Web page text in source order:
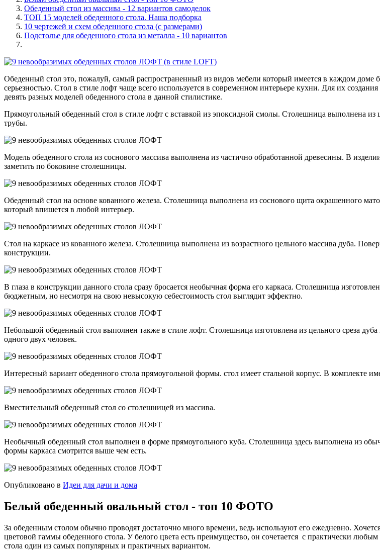
Обеденный стол из массива - 12 вариантов самоделок
ТОП 15 моделей обеденного стола. Наша подборка
10 чертежей и схем обеденного стола (с размерами)
Подстолье для обеденного стола из металла - 10 вариантов
Обеденный стол это, пожалуй, самый распространенный из видов мебели который имеется в каждом доме
серьезностью. Стол в стиле лофт чаще всего используется в современном интерьере кухни. Для их
девять разных моделей обеденного стола в данной стилистике.
Прямоугольный обеденный стол в стиле лофт с вставкой из эпоксидной смолы. Столешница выполнена из
трубы.
Модель обеденного стола из соснового массива выполнена из частично обработанной древесины. В
заметить по боковине столешницы.
Обеденный стол на основе кованного железа. Столешница выполнена из соснового щита окрашенного
который впишется в любой интерьер.
Стол на каркасе из кованного железа. Столешница выполнена из возрастного цельного массива дуба.
конструкции.
В глаза в конструкции данного стола сразу бросается необычная форма его каркаса. Столешница
бюджетным, но несмотря на свою невысокую себестоимость стол выглядит эффектно.
Небольшой обеденный стол выполнен также в стиле лофт. Столешница изготовлена из цельного среза
одного двух человек.
Интересный вариант обеденного стола прямоугольной формы. стол имеет стальной корпус. В комплекте
Вместительный обеденный стол со столешницей из массива.
Необычный обеденный стол выполнен в форме прямоугольного куба. Столешница здесь выполнена из
формы каркаса смотрится выше чем есть.
Опубликовано в Идеи для дачи и дома
Белый обеденный овальный стол - топ 10 ФОТО
За обеденным столом обычно проводят достаточно много времени, ведь используют его ежедневно.
цветовой гаммы обеденного стола. У белого цвета есть преимущество, он сочетается с практически
стола один из самых популярных и практичных вариантом.